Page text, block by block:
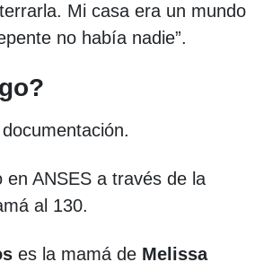
Mi casa era un mundo
no había nadie”.
en ANSES a través de la
al 130.
es la mamá de Melissa